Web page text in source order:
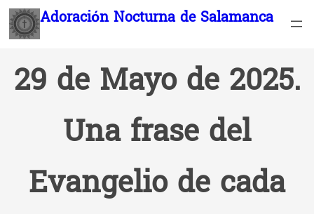
Saltar Adoración Nocturna de Salamanca
29 de Mayo de 2025.
Una frase del
Evangelio de cada